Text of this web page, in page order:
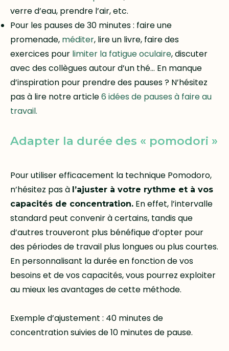
verre d’eau, prendre l’air, etc.
Pour les pauses de 30 minutes : faire une
promenade, méditer, lire un livre, faire des
exercices pour limiter la fatigue oculaire, discuter
avec des collègues autour d’un thé… En manque
d’inspiration pour prendre des pauses ? N’hésitez
pas à lire notre article6 idées de pauses à faire au
travail.
Adapter la durée des « pomodori »
Pour utiliser efficacement la technique Pomodoro,
n’hésitez pas à l’ajuster à votre rythme et à vos
capacités de concentration. En effet, l’intervalle
standard peut convenir à certains, tandis que
d’autres trouveront plus bénéfique d’opter pour
des périodes de travail plus longues ou plus courtes.
En personnalisant la durée en fonction de vos
besoins et de vos capacités, vous pourrez exploiter
au mieux les avantages de cette méthode.
Exemple d’ajustement : 40 minutes de
concentration suivies de 10 minutes de pause.